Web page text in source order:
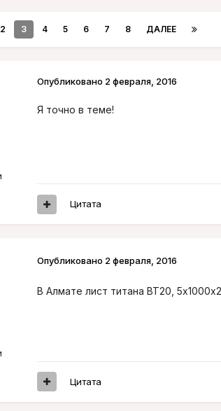
2 3 4 5 6 7 8 ДАЛЕЕ
Опубликовано 2 февраля, 2016
Я точно в теме!
Цитата
Опубликовано 2 февраля, 2016
В Алмате лист титана ВТ20,
Цитата